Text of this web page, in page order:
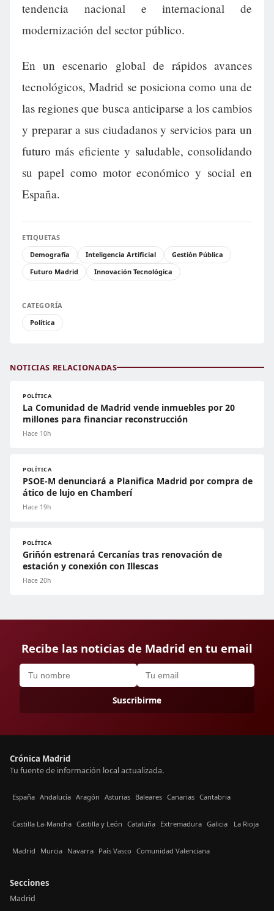
tendencia nacional e internacional de
modernización del sector público.
En un escenario global de rápidos avances
tecnológicos, Madrid se posiciona como una de
las regiones que busca anticiparse a los cambios
y preparar a sus ciudadanos y servicios para un
futuro más eficiente y saludable, consolidando
su papel como motor económico y social en
España.
ETIQUETAS
Demografía
Inteligencia Artificial
Gestión Pública
Futuro Madrid
Innovación Tecnológica
CATEGORÍA
Política
NOTICIAS RELACIONADAS
POLÍTICA
La Comunidad de Madrid vende inmuebles por 20
millones para financiar reconstrucción
Hace 10h
POLÍTICA
PSOE-M denunciará a Planifica Madrid por compra de
ático de lujo en Chamberí
Hace 19h
POLÍTICA
Griñón estrenará Cercanías tras renovación de
estación y conexión con Illescas
Hace 20h
Recibe las noticias de Madrid en tu email
Suscribirme
Crónica Madrid
Tu fuente de información local actualizada.
España Andalucía Aragón Asturias Baleares Canarias Cantabria
Castilla La-Mancha Castilla y León Cataluña Extremadura Galicia La Rioja
Madrid Murcia Navarra País Vasco Comunidad Valenciana
Secciones
Madrid